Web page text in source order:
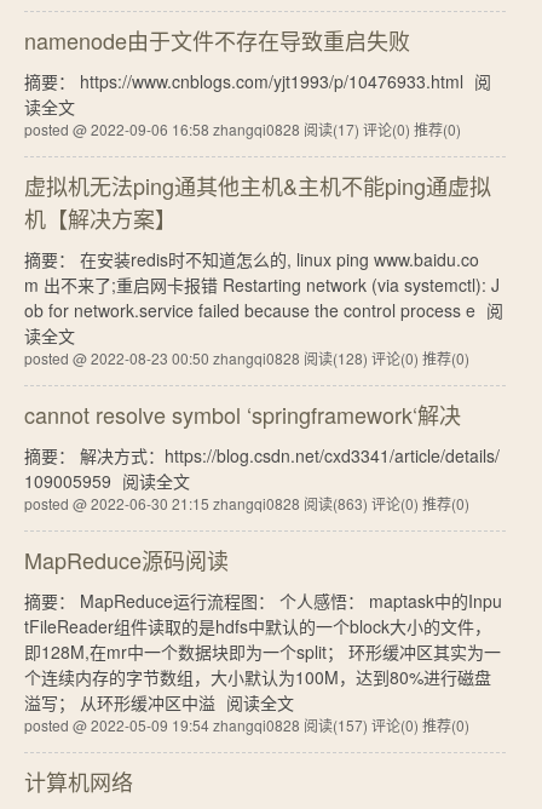
namenode由于文件不存在导致重启失败
摘要： https://www.cnblogs.com/yjt1993/p/10476933.html 阅
读全文
posted @ 2022-09-06 16:58 zhangqi0828 阅读(17) 评论(0) 推荐(0)
虚拟机无法ping通其他主机&主机不能ping通虚拟
机【解决方案】
摘要： 在安装redis时不知道怎么的, linux ping www.baidu.co
m 出不来了;重启网卡报错 Restarting network (via systemctl): J
ob for network.service failed because the control process e 阅
读全文
posted @ 2022-08-23 00:50 zhangqi0828 阅读(128) 评论(0) 推荐(0)
cannot resolve symbol ‘springframework‘解决
摘要： 解决方式：https://blog.csdn.net/cxd3341/article/details/
109005959 阅读全文
posted @ 2022-06-30 21:15 zhangqi0828 阅读(863) 评论(0) 推荐(0)
MapReduce源码阅读
摘要： MapReduce运行流程图： 个人感悟： maptask中的Inpu
tFileReader组件读取的是hdfs中默认的一个block大小的文件，
即128M,在mr中一个数据块即为一个split； 环形缓冲区其实为一
个连续内存的字节数组，大小默认为100M，达到80%进行磁盘
溢写； 从环形缓冲区中溢 阅读全文
posted @ 2022-05-09 19:54 zhangqi0828 阅读(157) 评论(0) 推荐(0)
计算机网络